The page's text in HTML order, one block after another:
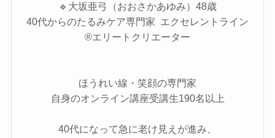
🔹大坂亜弓（おおさかあゆみ）48歳
40代からのたるみケア専門家 エクセレントライン
®エリートクリエーター
ほうれい線・笑顔の専門家
自身のオンライン講座受講生190名以上
40代になって急に老け見えが進み、